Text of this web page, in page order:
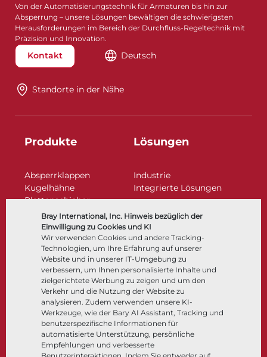
Bray International, Inc. Hinweis bezüglich der
Einwilligung zu Cookies und KI
Wir verwenden Cookies und andere Tracking-
Technologien, um Ihre Erfahrung auf unserer
Website und in unserer IT-Umgebung zu
verbessern, um Ihnen personalisierte Inhalte und
zielgerichtete Werbung zu zeigen und um den
Verkehr und die Nutzung der Website zu
analysieren. Zudem verwenden unsere KI-
Werkzeuge, wie der Bary AI Assistant, Tracking und
benutzerspezifische Informationen für
automatisierte Unterstützung, persönliche
Empfehlungen und verbesserte
Von der Automatisierungstechnik für Armaturen bis hin zur
Absperrung – unsere Lösungen bewältigen die schwierigsten
Herausforderungen im Bereich der Durchfluss-Regeltechnik mit
Präzision und Innovation.
Kontakt Deutsch
Standorte in der Nähe​​​​​​​
Produkte
Absperrklappen
Kugelhähne
Plattenschieber
Regelarmaturen
Rückschlagklappen
Antriebe | Betätigungen
Steuer- und Regeltechnik
Tieftemperatur​​​​​​​
Lösungen
Industrie
Integrierte Lösungen
Unternehmen
Über
Standorte
Lieferantenmanagement
Nachhaltigkeit
Dokumentation
Dokumente
Wissenszentrum
Software
Werkstoffauswahl